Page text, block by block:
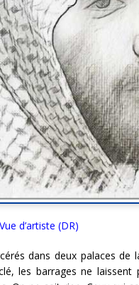
d’artiste (DR)
dans deux palaces de
les barrages ne